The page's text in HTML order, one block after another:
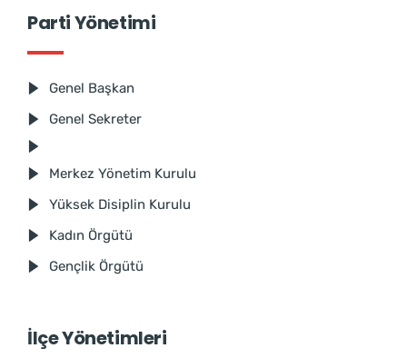
Parti Yönetimi
Genel Başkan
Genel Sekreter
Merkez Yönetim Kurulu
Yüksek Disiplin Kurulu
Kadın Örgütü
Gençlik Örgütü
İlçe Yönetimleri